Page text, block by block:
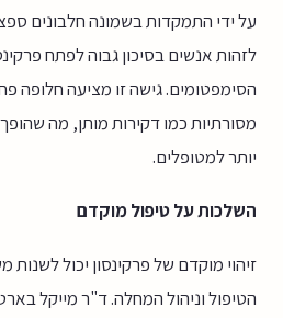
על ידי התמקדות בשמונה חלבונים
לזהות אנשים בסיכון גבוה לפתח
הסימפטומים. גישה זו מציעה חלופה
מסורתיות כמו דקירות מותן, מה
יותר למטופלים.
השלכות על טיפול מוקדם
זיהוי מוקדם של פרקינסון יכול
הטיפול וניהול המחלה. ד"ר מייקל